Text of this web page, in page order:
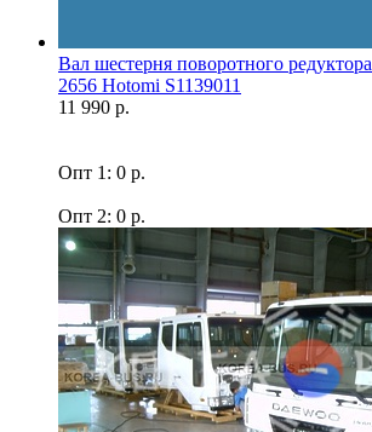
Вал шестерня поворотного
2656 Hotomi S1139011
11 990 р.
Опт 1: 0 р.
Опт 2: 0 р.